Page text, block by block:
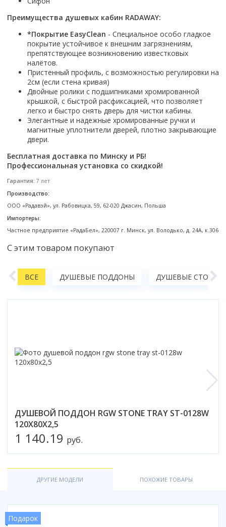
Смотреть все
С раздвижной дверью
С распашной дверью
Со складной дверью
С открывающейся дверью
Высота кабины
Высокие
Низкие
200 см
Смотреть все
Комплектующие
Сифоны
Ролики
Скребки
Смотреть все
Преимущества душевых кабин RADAWAY:
*Покрытие EasyClean - Специальное особо гладкое
покрытие устойчивое к внешним загрязнениям,
препятствующее возникновению известковых
налётов.
Пристенный профиль, с возможностью регулировки на
2см (если стена кривая)
Двойные ролики с подшипниками хромированной
крышкой, с быстрой расфиксацией, что позволяет
легко и быстро снять дверь для чистки кабины.
Элегантные и надежные хромированные ручки и
магнитные уплотнители дверей, плотно закрывающие
двери.
Бесплатная доставка по Минску и РБ!
Профессиональная установка со скидкой!
Гарантия: 7 лет
Производство:
ООО «Радавэй», ул. Рабовицка, 59, 62-020 Джасин, Польша
Импортеры:
Частное предприятие «РадаБел», 220007 г. Минск, ул. Володько, д. 24А, к.306
С этим товаром покупают
ВСЕ ДУШЕВЫЕ ПОДДОНЫ ДУШЕВЫЕ
ДУШЕВОЙ ПОДДОН RGW STONE TRAY ST-0128W
120Х80X2,5
1 140.19 руб.
ДРУГИЕ МОДЕЛИ ПОХОЖИЕ ТОВАРЫ
Подарок